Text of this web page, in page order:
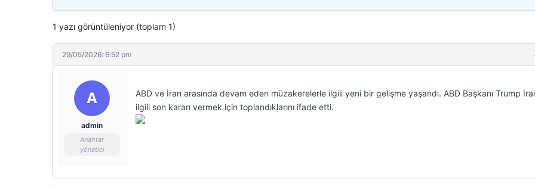
1 yazı görüntüleniyor (toplam 1)
29/05/2026: 6:52 pm
A
admin
Anahtar
yönetici
ABD ve İran arasında devam eden müzakerelerle ilgili yeni bir gelişme yaşandı. ABD Başkanı Trump
ilgili son kararı vermek için toplandıklarını ifade etti.